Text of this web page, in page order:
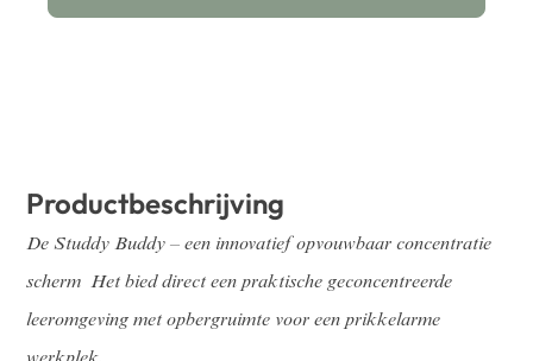
Productbeschrijving
De Studdy Buddy – een innovatief opvouwbaar concentratie
scherm Het bied direct een praktische geconcentreerde
leeromgeving met opbergruimte voor een prikkelarme